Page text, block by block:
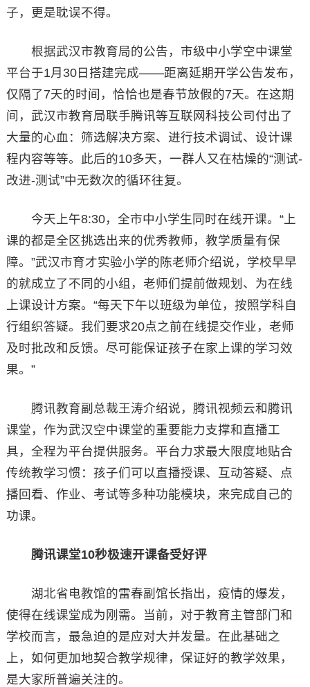
子，更是耽误不得。
根据武汉市教育局的公告，市级中小学空中课堂
平台于1月30日搭建完成——距离延期开学公告发布，
仅隔了7天的时间，恰恰也是春节放假的7天。在这期
间，武汉市教育局联手腾讯等互联网科技公司付出了
大量的心血：筛选解决方案、进行技术调试、设计课
程内容等等。此后的10多天，一群人又在枯燥的“测试-
改进-测试”中无数次的循环往复。
今天上午8:30，全市中小学生同时在线开课。“上
课的都是全区挑选出来的优秀教师，教学质量有保
障。”武汉市育才实验小学的陈老师介绍说，学校早早
的就成立了不同的小组，老师们提前做规划、为在线
上课设计方案。“每天下午以班级为单位，按照学科自
行组织答疑。我们要求20点之前在线提交作业，老师
及时批改和反馈。尽可能保证孩子在家上课的学习效
果。”
腾讯教育副总裁王涛介绍说，腾讯视频云和腾讯
课堂，作为武汉空中课堂的重要能力支撑和直播工
具，全程为平台提供服务。平台力求最大限度地贴合
传统教学习惯：孩子们可以直播授课、互动答疑、点
播回看、作业、考试等多种功能模块，来完成自己的
功课。
腾讯课堂10秒极速开课备受好评
湖北省电教馆的雷春副馆长指出，疫情的爆发，
使得在线课堂成为刚需。当前，对于教育主管部门和
学校而言，最急迫的是应对大并发量。在此基础之
上，如何更加地契合教学规律，保证好的教学效果，
是大家所普遍关注的。